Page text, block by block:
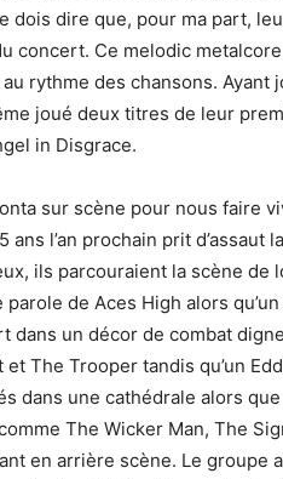
dois dire que, pour ma part,
concert. Ce melodic
rythme des chansons. Ayant
joué deux titres de leur
in Disgrace.
sur scène pour nous faire
l’an prochain prit d’assaut
ils parcouraient la scène de
de Aces High alors
dans un décor de combat
The Trooper tandis qu’un
dans une cathédrale alors
The Wicker Man, The
en arrière scène. Le groupe